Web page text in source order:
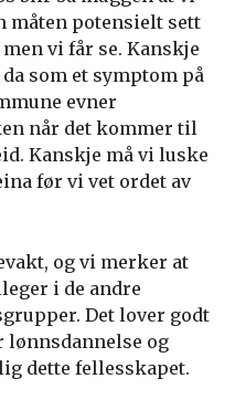
måten potensielt sett
vi får se. Kanskje
som et symptom på
evner
når det kommer til
Kanskje må vi luske
før vi vet ordet av
og vi merker at
i de andre
Det lover godt
lønnsdannelse og
dette fellesskapet.